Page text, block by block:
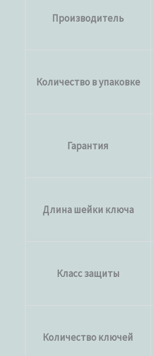
Производитель
Количество в упаковке
Гарантия
Длина шейки ключа
Класс защиты
Количество ключей